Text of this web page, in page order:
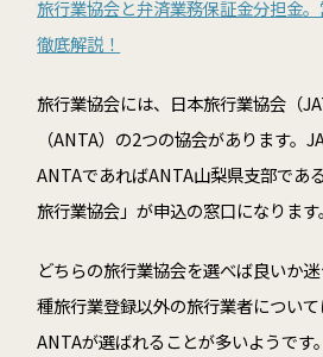
旅行業協会と弁済業務保証金分担金
徹底解説！
旅行業協会には、日本旅行業協会（
（ANTA）の2つの協会があります。
ANTAであればANTA山梨県支部であ
旅行業協会」が申込の窓口になります。
どちらの旅行業協会を選べば良いか
種旅行業登録以外の旅行業者につい
ANTAが選ばれることが多いようです。